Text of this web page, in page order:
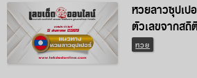
หวยลาวซุปเ
ตัวเลขจากสถิ
หวย